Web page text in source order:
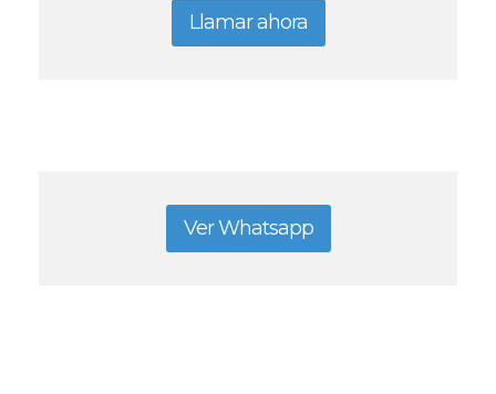
Llamar ahora
Ver Whatsapp